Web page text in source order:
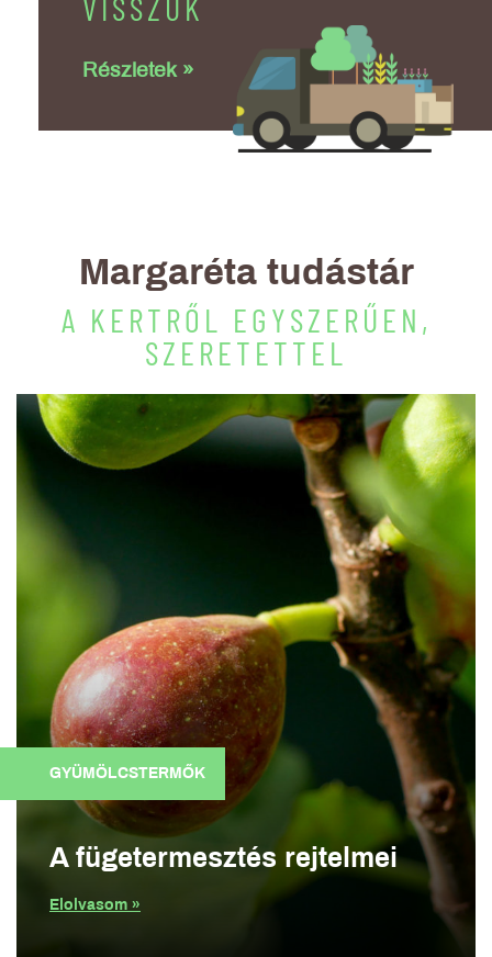
VISSZÜK
Részletek »
Margaréta tudástár
A KERTRŐL EGYSZERŰEN,
SZERETETTEL
GYÜMÖLCSTERMŐK
A fügetermesztés rejtelmei
Elolvasom »